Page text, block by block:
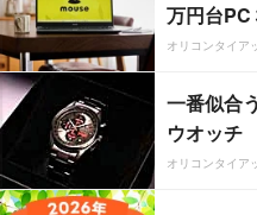
万円台PC
オリコンタイア
一番似合
ウオッチ
オリコンタイア